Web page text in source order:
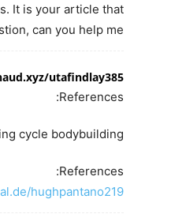
It is your article that
can you help me?
utafindlay385
References:
cycle bodybuilding
References:
hughpantano219